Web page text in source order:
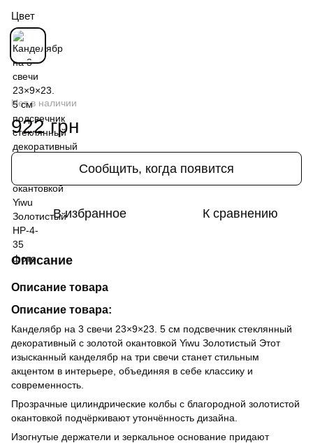
Цвет
Нет в наличии
922 грн
Сообщить, когда появится
В избранное К сравнению
Описание
Описание товара
Описание товара:
Канделябр на 3 свечи 23×9×23. 5 см подсвечник стеклянный
декоративный c золотой окантовкой Yiwu Золотистый Этот
изысканный канделябр на три свечи станет стильным
акцентом в интерьере, объединяя в себе классику и
современность.
Прозрачные цилиндрические колбы с благородной золотистой
окантовкой подчёркивают утончённость дизайна.
Изогнутые держатели и зеркальное основание придают